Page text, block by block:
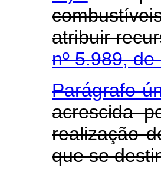
atribuir
nº 5.989,
Parágrafo
acrescida
realização
que se